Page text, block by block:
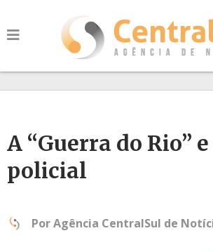
A “Guerra do Rio”
policial
PorAgência CentralSul de